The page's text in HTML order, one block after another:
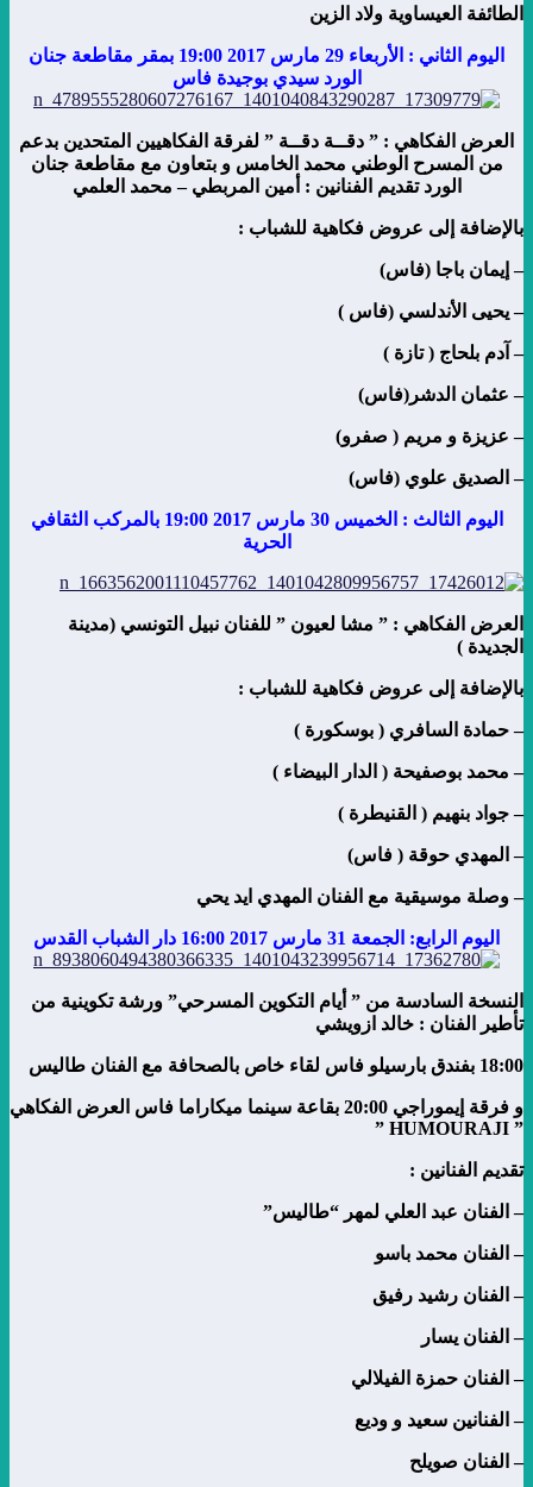
الطائفة العيساوية ولاد الزين
اليوم الثاني : الأربعاء 29 مارس 2017 19:00 بمقر مقاطعة جنان
الورد سيدي بوجيدة فاس
العرض الفكاهي : ” دقــة دقــة ” لفرقة الفكاهيين المتحدين بدعم
من المسرح الوطني محمد الخامس و بتعاون مع مقاطعة جنان
الورد تقديم الفنانين : أمين المربطي – محمد العلمي
بالإضافة إلى عروض فكاهية للشباب :
– إيمان باجا (فاس)
– يحيى الأندلسي (فاس )
– آدم بلحاج ( تازة )
– عثمان الدشر(فاس)
– عزيزة و مريم ( صفرو)
– الصديق علوي (فاس)
اليوم الثالث : الخميس 30 مارس 2017 19:00 بالمركب الثقافي
الحرية
العرض الفكاهي : ” مشا لعيون ” للفنان نبيل التونسي (مدينة
الجديدة )
بالإضافة إلى عروض فكاهية للشباب :
– حمادة السافري ( بوسكورة )
– محمد بوصفيحة ( الدار البيضاء )
– جواد بنهيم ( القنيطرة )
– المهدي حوقة ( فاس)
– وصلة موسيقية مع الفنان المهدي ايد يحي
اليوم الرابع: الجمعة 31 مارس 2017 16:00 دار الشباب القدس
النسخة السادسة من ” أيام التكوين المسرحي” ورشة تكوينية من
تأطير الفنان : خالد ازويشي
18:00 بفندق بارسيلو فاس لقاء خاص بالصحافة مع الفنان طاليس
و فرقة إيموراجي 20:00 بقاعة سينما ميكاراما فاس العرض الفكاهي
” HUMOURAJI ”
تقديم الفنانين :
– الفنان عبد العلي لمهر “طاليس”
– الفنان محمد باسو
– الفنان رشيد رفيق
– الفنان يسار
– الفنان حمزة الفيلالي
– الفنانين سعيد و وديع
– الفنان صويلح